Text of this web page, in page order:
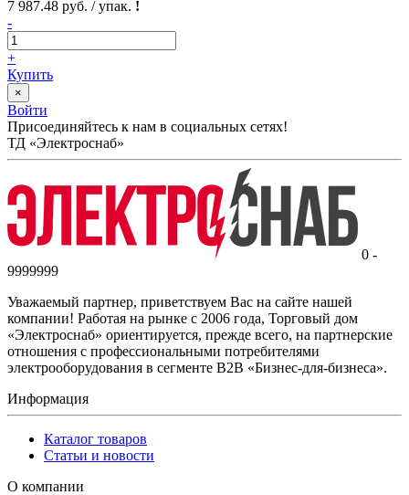
7 987.48 руб. / упак. !
-
+
Купить
×
Войти
Присоединяйтесь к нам в социальных сетях!
ТД «Электроснаб»
0 -
9999999
Уважаемый партнер, приветствуем Вас на сайте нашей
компании! Работая на рынке с 2006 года, Торговый дом
«Электроснаб» ориентируется, прежде всего, на партнерские
отношения с профессиональными потребителями
электрооборудования в сегменте B2B «Бизнес-для-бизнеса».
Информация
Каталог товаров
Статьи и новости
О компании